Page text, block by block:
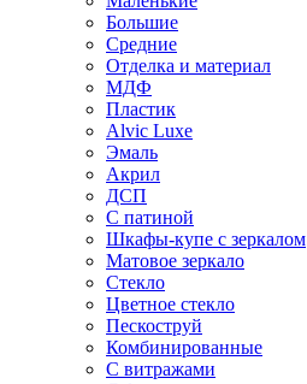
Большие
Средние
Отделка и материал
МДФ
Пластик
Alvic Luxe
Эмаль
Акрил
ДСП
С патиной
Шкафы-купе с зеркалом
Матовое зеркало
Стекло
Цветное стекло
Пескоструй
Комбинированные
С витражами